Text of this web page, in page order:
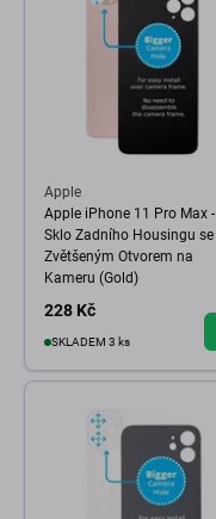
Apple
Apple iPhone 11 Pro Max -
Sklo Zadního Housingu se
Zvětšeným Otvorem na
Kameru (Gold)
228 Kč
SKLADEM 3 ks